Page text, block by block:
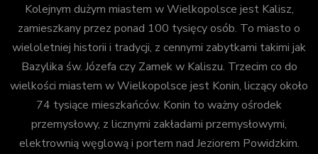
Kolejnym dużym miastem w Wielkopolsce jest Kalisz,
zamieszkany przez ponad 100 tysięcy osób. To miasto o
wieloletniej historii i tradycji, z cennymi zabytkami takimi jak
Bazylika św. Józefa czy Zamek w Kaliszu. Trzecim co do
wielkości miastem w Wielkopolsce jest Konin, liczący około
74 tysiące mieszkańców. Konin to ważny ośrodek
przemysłowy, z licznymi zakładami przemysłowymi,
elektrownią węglową i portem nad Jeziorem Powidzkim.